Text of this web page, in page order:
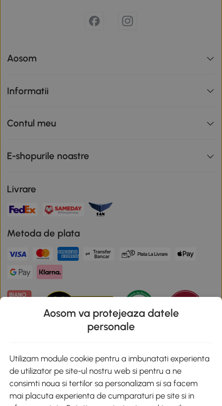
Aosom
Informatii
Contul meu
E-shopurile noastre
Livrare
Metoda de plata
Descarca aplicatia Aosom
Google Play
Aosom va protejeaza datele
personale
Utilizam module cookie pentru a imbunatati experienta
de utilizator pe site-ul nostru web si pentru a ne
consimti noua si tertilor sa personalizam si sa facem
mai placuta experienta de cumparaturi pe site si in